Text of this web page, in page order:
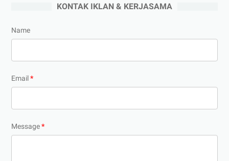
KONTAK IKLAN & KERJASAMA
Name
Email*
Message*